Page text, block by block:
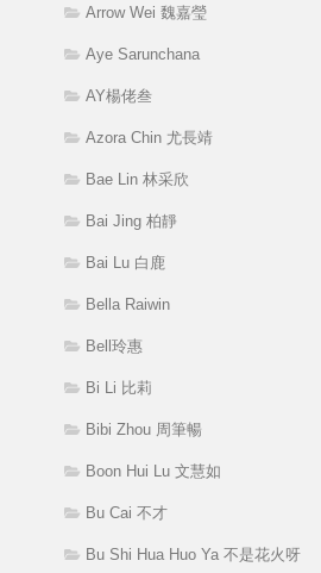
Arrow Wei 魏嘉瑩
Aye Sarunchana
AY楊佬叁
Azora Chin 尤長靖
Bae Lin 林采欣
Bai Jing 柏靜
Bai Lu 白鹿
Bella Raiwin
Bell玲惠
Bi Li 比莉
Bibi Zhou 周筆暢
Boon Hui Lu 文慧如
Bu Cai 不才
Bu Shi Hua Huo Ya 不是花火呀